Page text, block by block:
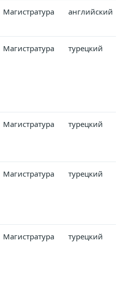
Магистратура английский
Магистратура турецкий
Магистратура турецкий
Магистратура турецкий
Магистратура турецкий